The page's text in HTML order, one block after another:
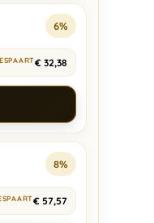
6%
€ 32,38
8%
€ 57,57